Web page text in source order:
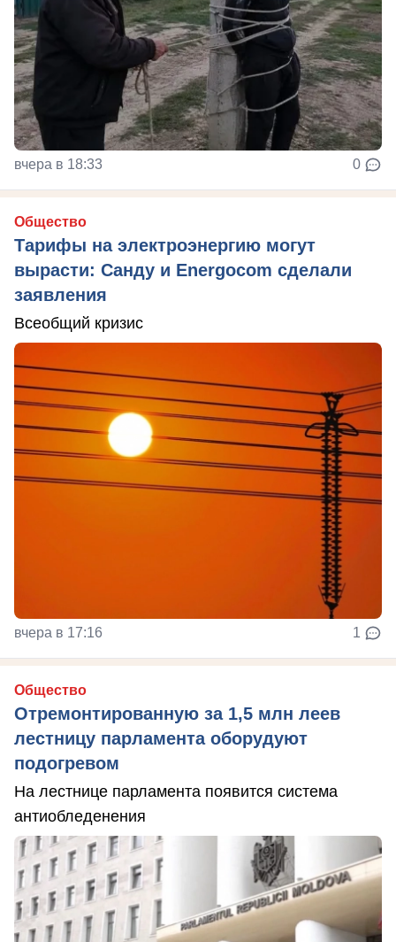
вчера в 18:33 0
Общество
Тарифы на электроэнергию могут
вырасти: Санду и Energocom сделали
заявления
Всеобщий кризис
вчера в 17:16 1
Общество
Отремонтированную за 1,5 млн леев
лестницу парламента оборудуют
подогревом
На лестнице парламента появится система
антиобледенения